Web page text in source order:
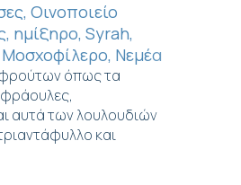
Οινοποιείο
ημίξηρο, Syrah,
Μοσχοφίλερο, Νεμέα
όπως τα
φράουλες,
αυτά των λουλουδιών
και